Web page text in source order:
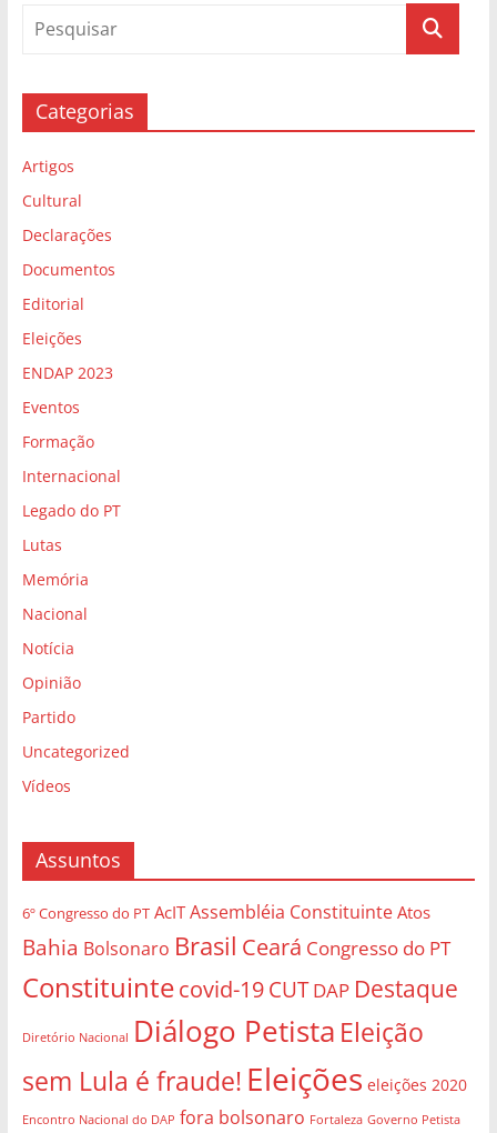
Categorias
Artigos
Cultural
Declarações
Documentos
Editorial
Eleições
ENDAP 2023
Eventos
Formação
Internacional
Legado do PT
Lutas
Memória
Nacional
Notícia
Opinião
Partido
Uncategorized
Vídeos
Assuntos
6º Congresso do PT AcIT Assembléia Constituinte Atos
Bahia Bolsonaro Brasil Ceará Congresso do PT
Constituintecovid-19CUT DAP Destaque
Diretório Nacional Diálogo Petista Eleição
sem Lula é fraude! Eleições eleições 2020
Encontro Nacional do DAP fora bolsonaro Fortaleza Governo Petista